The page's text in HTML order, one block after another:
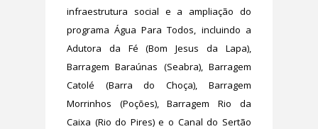
infraestrutura social e a ampliação do
programa Água Para Todos, incluindo a
Adutora da Fé (Bom Jesus da Lapa),
Barragem Baraúnas (Seabra), Barragem
Catolé (Barra do Choça), Barragem
Morrinhos (Poções), Barragem Rio da
Caixa (Rio do Pires) e o Canal do Sertão